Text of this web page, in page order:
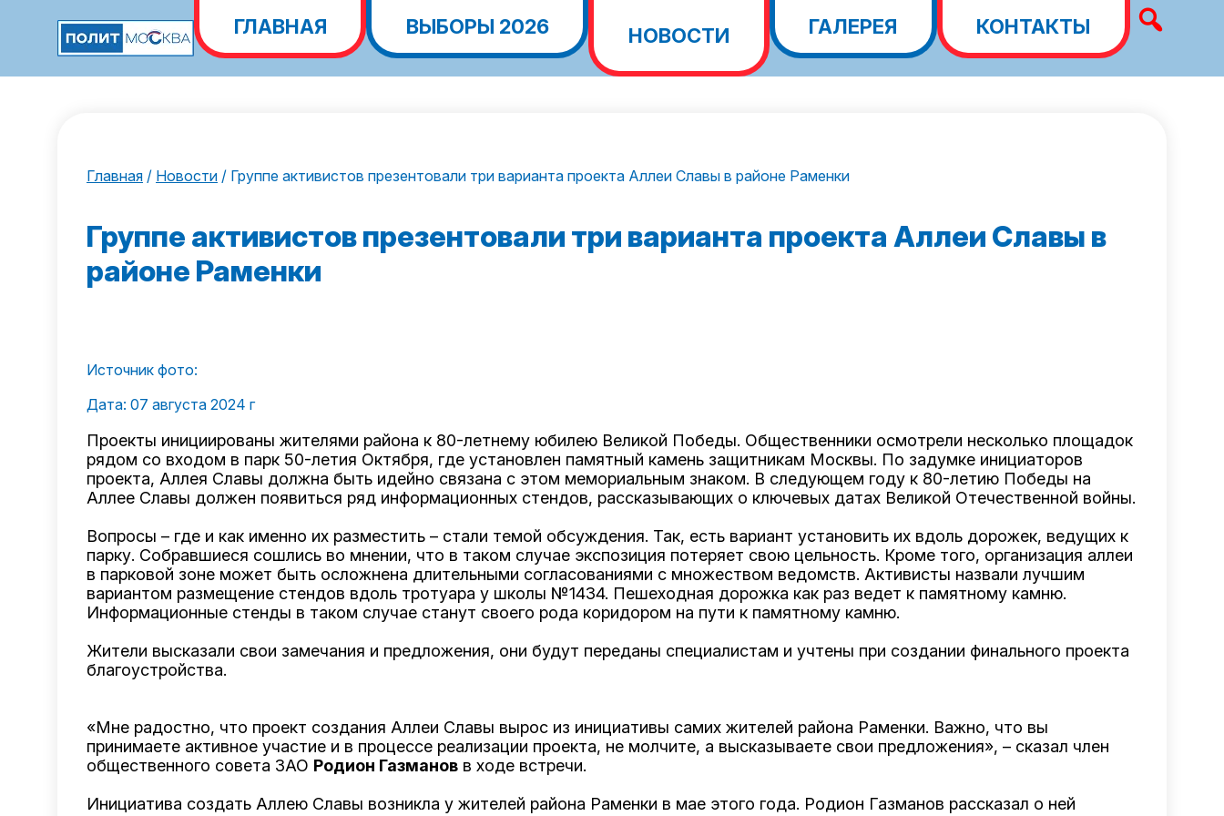
ГЛАВНАЯ ВЫБОРЫ 2026 НОВОСТИ ГАЛЕРЕЯ КОНТАКТЫ
Главная / Новости / Группе активистов презентовали три варианта проекта Аллеи Славы в районе Раменки
Группе активистов презентовали три варианта проекта Аллеи Славы в
районе Раменки
Источник фото:
Дата: 07 августа 2024 г
Проекты инициированы жителями района к 80-летнему юбилею Великой Победы. Общественники осмотрели несколько площадок
рядом со входом в парк 50-летия Октября, где установлен памятный камень защитникам Москвы. По задумке инициаторов
проекта, Аллея Славы должна быть идейно связана с этом мемориальным знаком. В следующем году к 80-летию Победы на
Аллее Славы должен появиться ряд информационных стендов, рассказывающих о ключевых датах Великой Отечественной войны.
Вопросы – где и как именно их разместить – стали темой обсуждения. Так, есть вариант установить их вдоль дорожек, ведущих к
парку. Собравшиеся сошлись во мнении, что в таком случае экспозиция потеряет свою цельность. Кроме того, организация аллеи
в парковой зоне может быть осложнена длительными согласованиями с множеством ведомств. Активисты назвали лучшим
вариантом размещение стендов вдоль тротуара у школы №1434. Пешеходная дорожка как раз ведет к памятному камню.
Информационные стенды в таком случае станут своего рода коридором на пути к памятному камню.
Жители высказали свои замечания и предложения, они будут переданы специалистам и учтены при создании финального проекта
благоустройства.
«Мне радостно, что проект создания Аллеи Славы вырос из инициативы самих жителей района Раменки. Важно, что вы
принимаете активное участие и в процессе реализации проекта, не молчите, а высказываете свои предложения», – сказал член
общественного совета ЗАО Родион Газманов в ходе встречи.
Инициатива создать Аллею Славы возникла у жителей района Раменки в мае этого года. Родион Газманов рассказал о ней